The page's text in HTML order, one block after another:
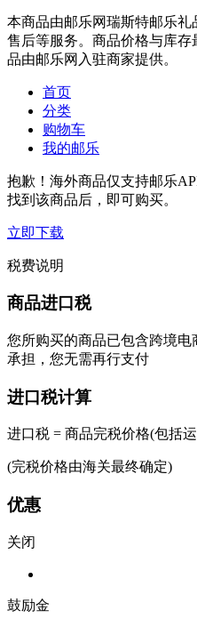
本商品由邮乐网瑞斯特邮乐
售后等服务。商品价格与库
品由邮乐网入驻商家提供。
首页
分类
购物车
我的邮乐
抱歉！海外商品仅支持邮乐
找到该商品后，即可购买。
立即下载
税费说明
商品进口税
您所购买的商品已包含跨境
承担，您无需再行支付
进口税计算
进口税 = 商品完税价格(包括
(完税价格由海关最终确定)
优惠
关闭
鼓励金